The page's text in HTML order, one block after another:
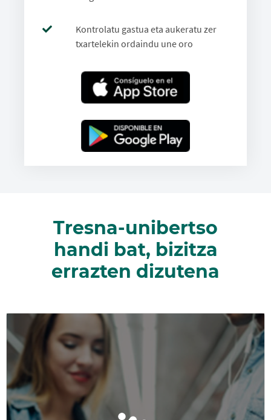
Kontrolatu gastua eta aukeratu zer
txartelekin ordaindu une oro
Tresna-unibertso
handi bat, bizitza
errazten dizutena